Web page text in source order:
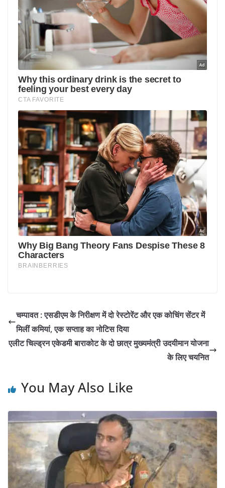
चम्पावत : एसडीएम के निरीक्षण में दो रेस्टोरेंट और एक कोचिंग सेंटर में
मिलीं कमियां, एक सप्ताह का नोटिस दिया​
एलीट चिल्ड्रन एकेडमी बाराकोट के दो छात्र मुख्यमंत्री उदयीमान योजना
के लिए चयनित
You May Also Like